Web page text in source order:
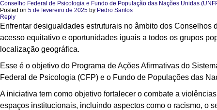
Conselho Federal de Psicologia e Fundo de População das Nações Unidas
Posted on 5 de fevereiro de 2025 by Pedro Santos
Reply
Enfrentar desigualdades estruturais no âmbito dos
acesso equitativo e oportunidades iguais a todos os grupos
localização geográfica.
Esse é o objetivo do Programa de Ações Afirmativas do
Federal de Psicologia (CFP) e o Fundo de Populações das
A iniciativa tem como objetivo fortalecer o combate a
espaços institucionais, incluindo aspectos como o racismo, o